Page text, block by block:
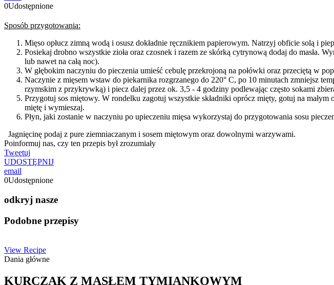
0Udostępnione
Sposób przygotowania:
Mięso opłucz zimną wodą i osusz dokładnie ręcznikiem papierowym. Natrzyj obficie solą i
Posiekaj drobno wszystkie zioła oraz czosnek i razem ze skórką cytrynową dodaj do masła.
lub nawet na całą noc).
W głębokim naczyniu do pieczenia umieść cebulę przekrojoną na połówki oraz przeciętą w
Naczynie z mięsem wstaw do piekarnika rozgrzanego do 220° C, po 10 minutach zmniejsz
rzymskim z przykrywką) i piecz dalej przez ok. 3,5 - 4 godziny podlewając często sokami
Przygotuj sos miętowy. W rondelku zagotuj wszystkie składniki oprócz mięty, gotuj na
miętę i wymieszaj.
Płyn, jaki zostanie w naczyniu po upieczeniu mięsa wykorzystaj do przygotowania sosu
Jagnięcinę podaj z pure ziemniaczanym i sosem miętowym oraz dowolnymi warzywami.
Poinformuj nas, czy ten przepis był zrozumiały
Tweetuj
UDOSTĘPNIJ
email
0Udostępnione
odkryj nasze
Podobne przepisy
View Recipe
Dania główne
KURCZAK Z MASŁEM TYMIANKOWYM